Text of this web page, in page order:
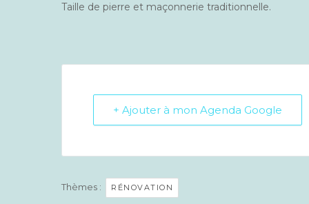
Taille de pierre et maçonnerie traditionnelle.
+ Ajouter à mon Agenda Google
Thèmes : RÉNOVATION